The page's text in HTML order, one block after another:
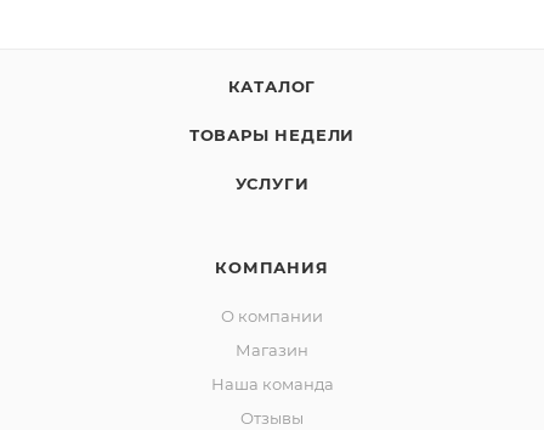
КАТАЛОГ
ТОВАРЫ НЕДЕЛИ
УСЛУГИ
КОМПАНИЯ
О компании
Магазин
Наша команда
Отзывы